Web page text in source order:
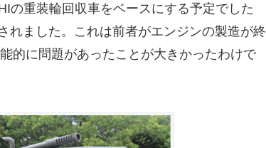
の重装輪回収車をベースにする予定でした
れました。これは前者がエンジンの製造が終
的に問題があったことが大きかったわけで